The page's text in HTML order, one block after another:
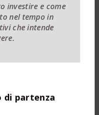
investire e come
nel tempo in
che intende
di partenza